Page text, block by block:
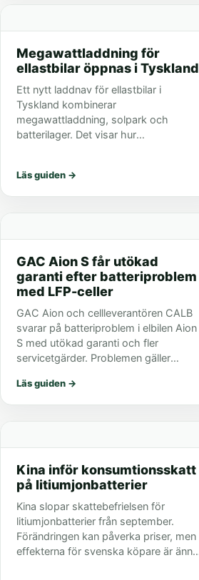
Megawattladdning för
ellastbilar öppnas i Tyskland
Ett nytt laddnav för ellastbilar i
Tyskland kombinerar
megawattladdning, solpark och
batterilager. Det visar hur
Läs guiden →
GAC Aion S får utökad
garanti efter batteriproblem
med LFP-celler
GAC Aion och cellleverantören CALB
svarar på batteriproblem i elbilen Aion
S med utökad garanti och fler
servicetgärder. Problemen gäller
Läs guiden →
Kina inför konsumtionsskatt
på litiumjonbatterier
Kina slopar skattebefrielsen för
litiumjonbatterier från september.
Förändringen kan påverka priser, men
effekterna för svenska köpare är ännu